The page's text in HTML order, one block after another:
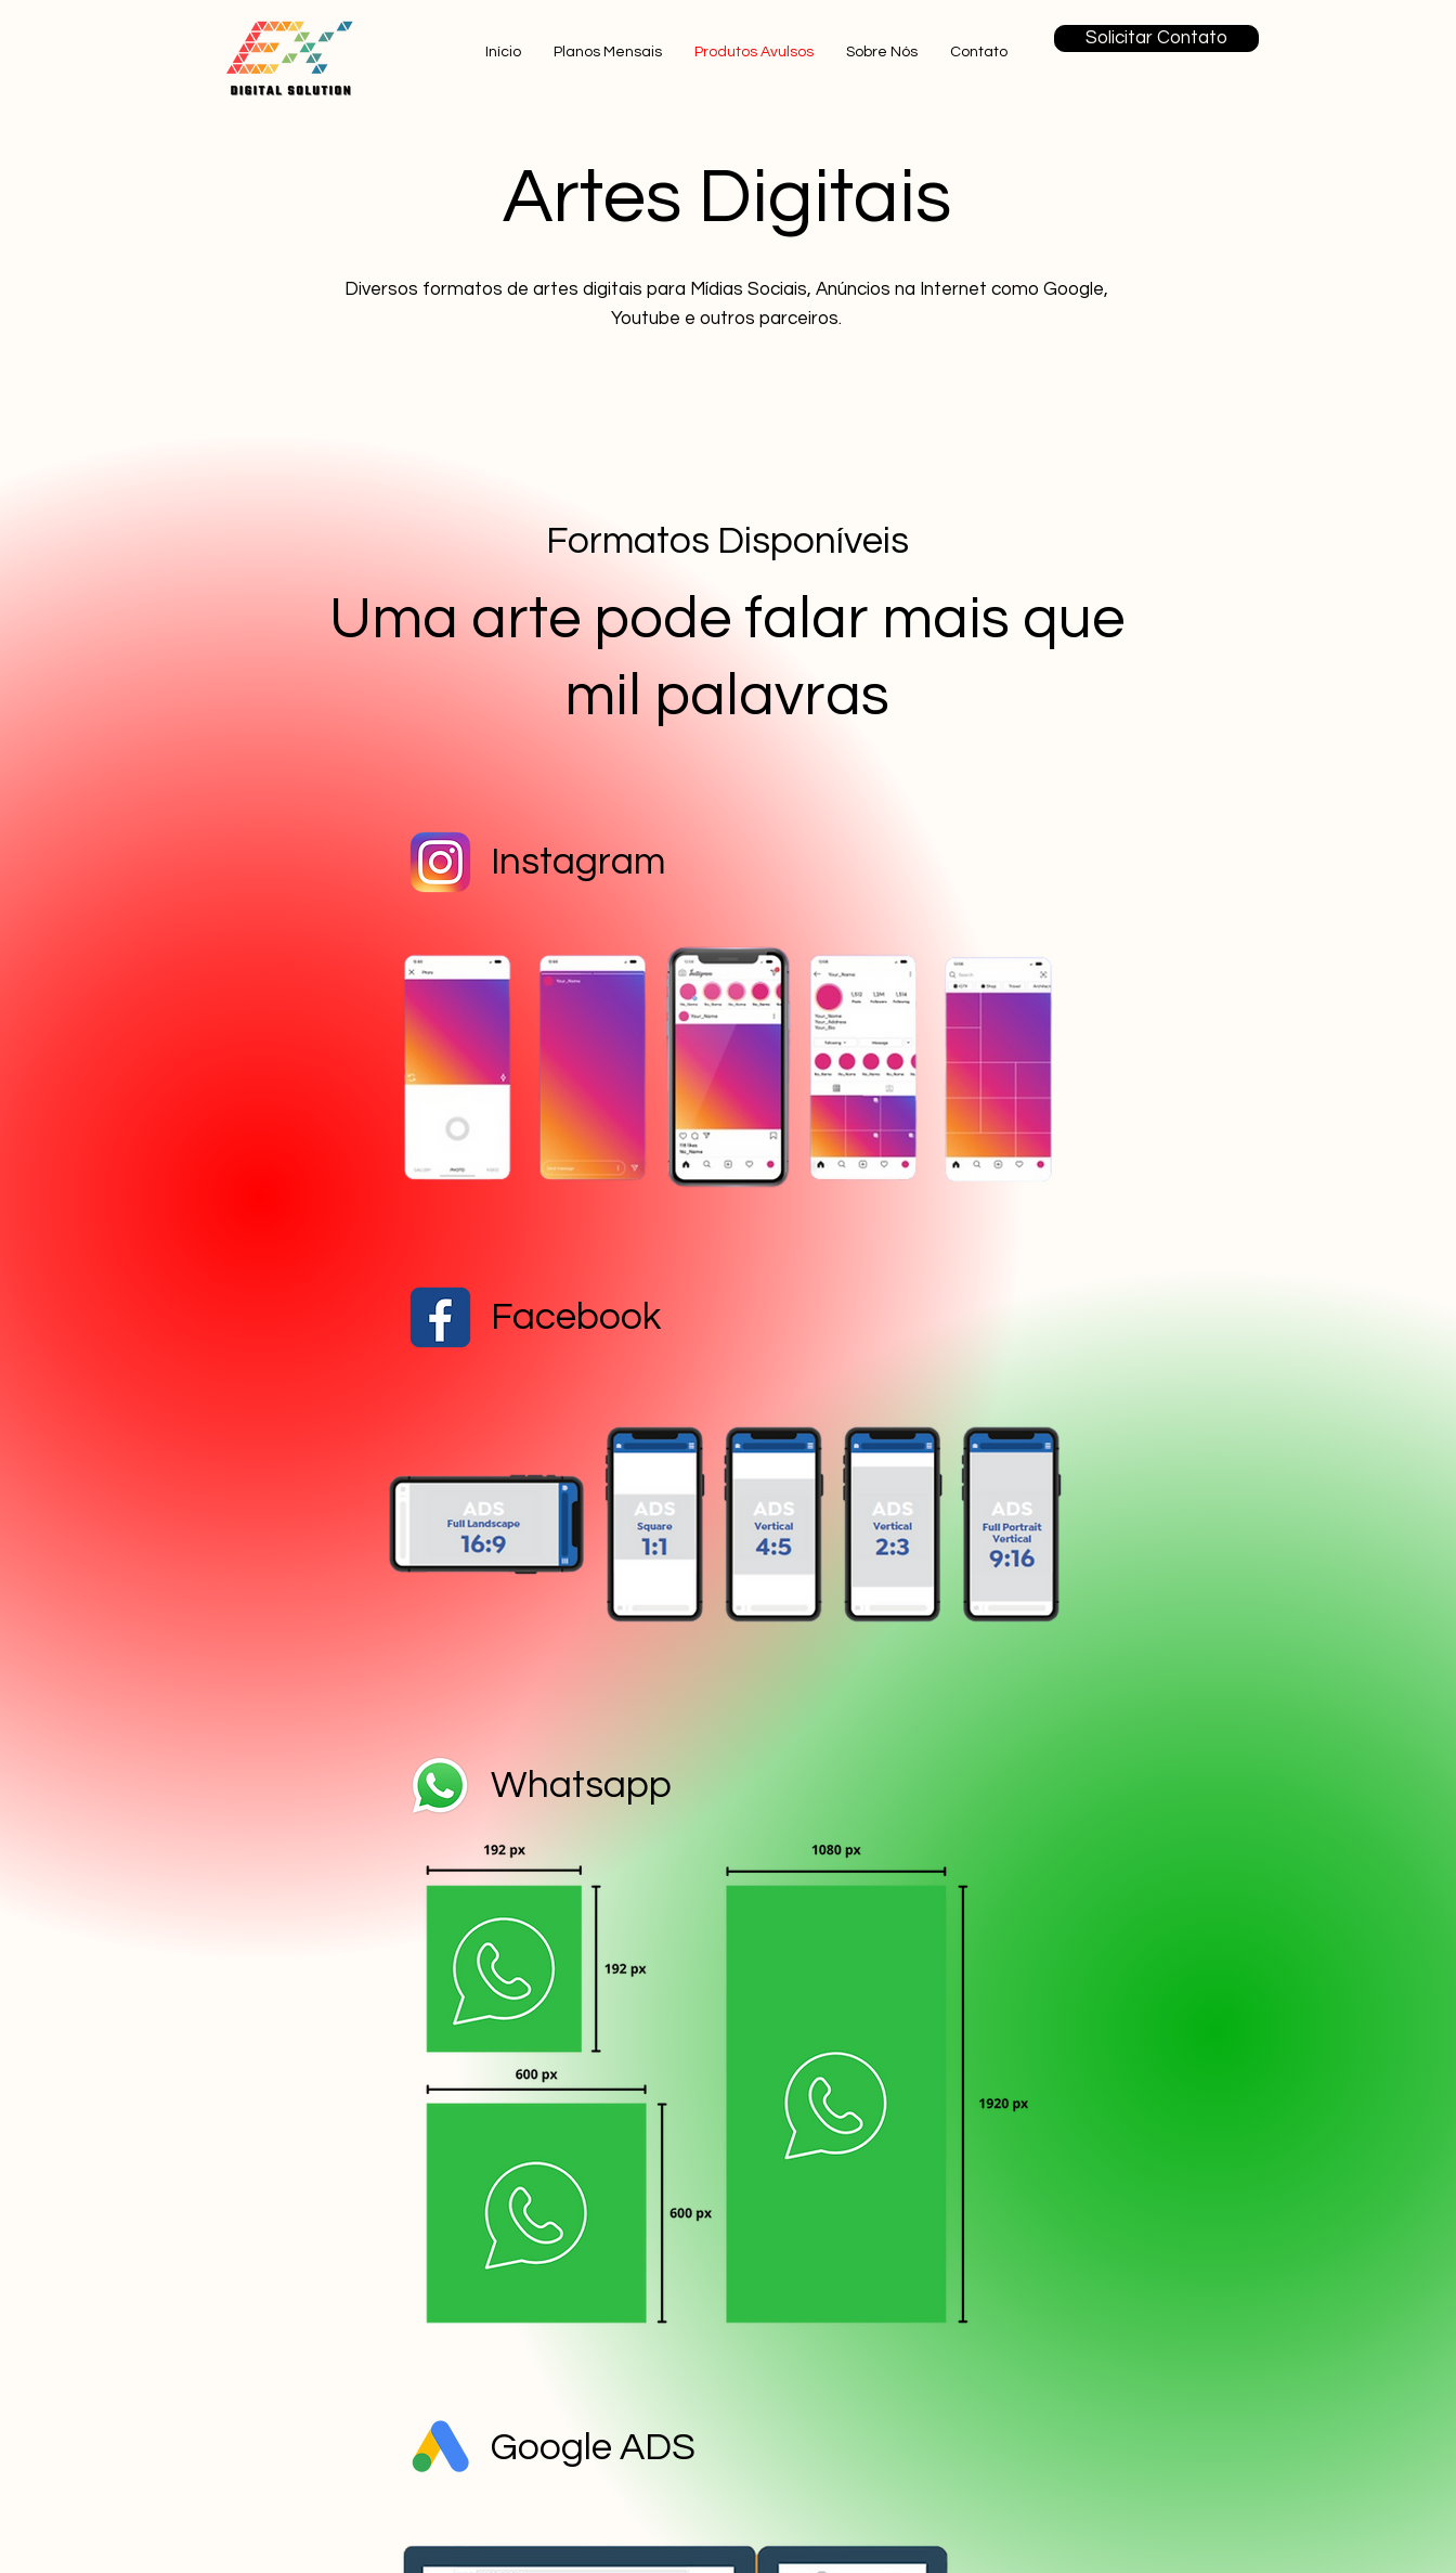
Início Planos Mensais Produtos Avulsos Sobre Nós Contato
Solicitar Contato
Artes Digitais
Diversos formatos de artes digitais para Mídias Sociais, Anúncios na Internet como Google,
Youtube e outros parceiros.
Formatos Disponíveis
Uma arte pode falar mais que
mil palavras
Instagram
Facebook
Whatsapp
Google ADS